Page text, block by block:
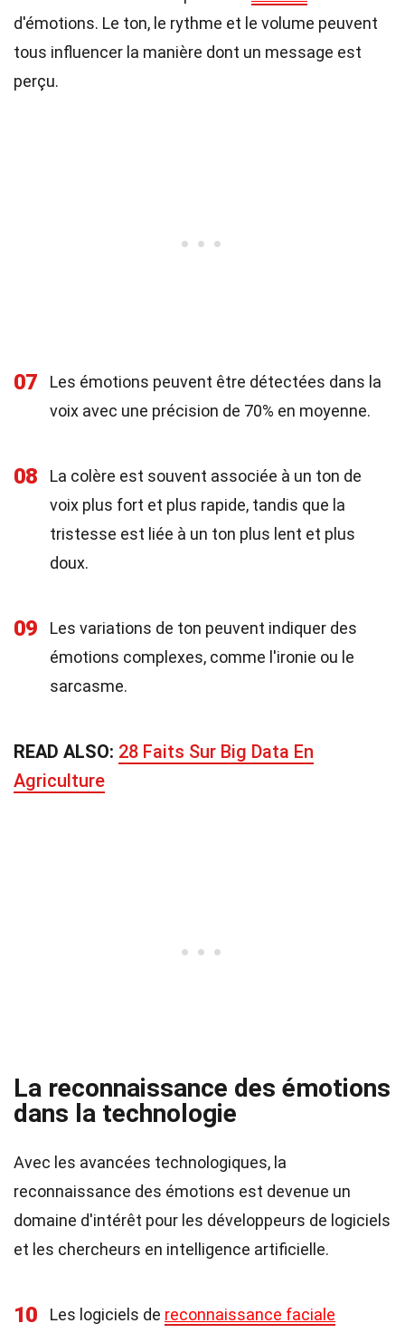
d'émotions. Le ton, le rythme et le volume peuvent
tous influencer la manière dont un message est
perçu.
07
Les émotions peuvent être détectées dans la
voix avec une précision de 70% en moyenne.
08
La colère est souvent associée à un ton de
voix plus fort et plus rapide, tandis que la
tristesse est liée à un ton plus lent et plus
doux.
09
Les variations de ton peuvent indiquer des
émotions complexes, comme l'ironie ou le
sarcasme.
READ ALSO: 28 Faits Sur Big Data En
Agriculture
La reconnaissance des émotions
dans la technologie
Avec les avancées technologiques, la
reconnaissance des émotions est devenue un
domaine d'intérêt pour les développeurs de logiciels
et les chercheurs en intelligence artificielle.
10 Les logiciels de reconnaissance faciale